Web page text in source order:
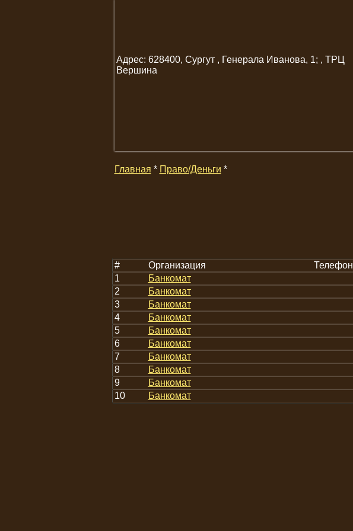
Адрес: 628400, Сургут , Генерала Иванова, 1; , ТРЦ
Вершина
Главная * Право/Деньги *
# Организация Телефон
1
Банкомат
2
Банкомат
3
Банкомат
4
Банкомат
5
Банкомат
6
Банкомат
7
Банкомат
8
Банкомат
9
Банкомат
10
Банкомат